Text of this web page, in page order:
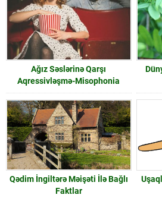
Ağız Səslərinə Qarşı
Aqressivləşmə-Misophonia
Qədim İngiltərə Məişəti İlə Bağlı
Faktlar